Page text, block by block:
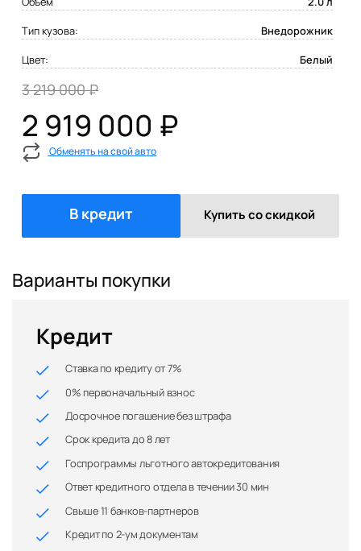
Тип кузова:
Внедорожник
Цвет:
Белый
3 219 000 ₽
2 919 000 ₽
Обменять на свой авто
В кредит Купить со скидкой
Варианты покупки
Кредит
Ставка по кредиту от 7%
0% первоначальный взнос
Досрочное погашение без штрафа
Срок кредита до 8 лет
Госпрограммы льготного автокредитования
Ответ кредитного отдела в течении 30 мин
Свыше 11 банков-партнеров
Кредит по 2-ум документам